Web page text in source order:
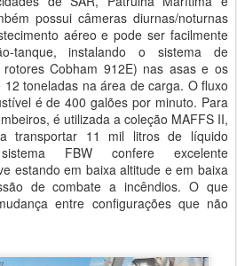
possui câmeras diurnas/noturnas
aéreo e pode ser facilmente
tanque, instalando o sistema de
Cobham 912E) nas asas e os
toneladas na área de carga. O fluxo
é de 400 galões por minuto. Para
é utilizada a coleção MAFFS II,
transportar 11 mil litros de líquido
FBW confere excelente
estando em baixa altitude e em baixa
de combate a incêndios. O que
entre configurações que não